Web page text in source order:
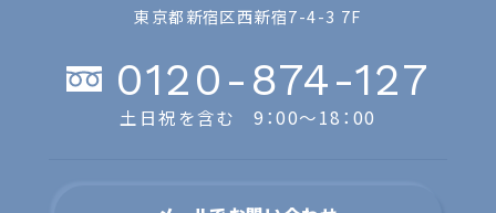
東京都新宿区西新宿7-4-3 7F
0120-874-127
土日祝を含む 9：00〜18：00